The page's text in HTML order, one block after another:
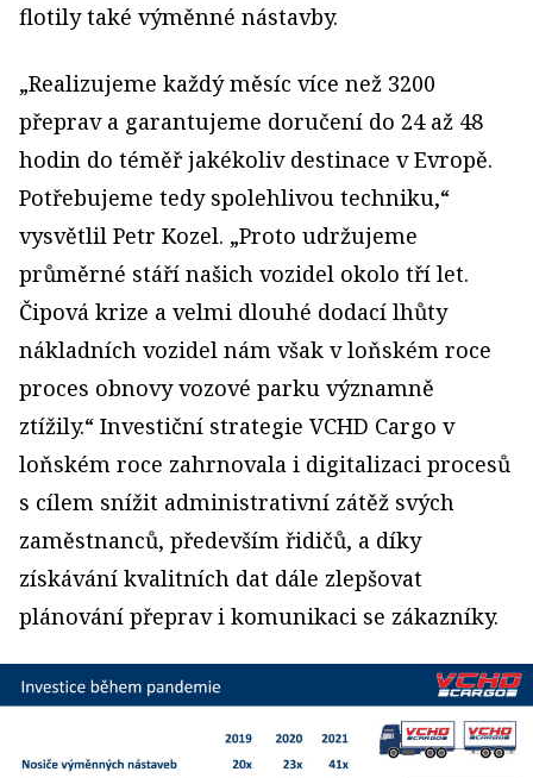
flotily také výměnné nástavby.
„Realizujeme každý měsíc více než 3200
přeprav a garantujeme doručení do 24 až 48
hodin do téměř jakékoliv destinace v Evropě.
Potřebujeme tedy spolehlivou techniku,“
vysvětlil Petr Kozel. „Proto udržujeme
průměrné stáří našich vozidel okolo tří let.
Čipová krize a velmi dlouhé dodací lhůty
nákladních vozidel nám však v loňském roce
proces obnovy vozové parku významně
ztížily.“ Investiční strategie VCHD Cargo v
loňském roce zahrnovala i digitalizaci procesů
s cílem snížit administrativní zátěž svých
zaměstnanců, především řidičů, a díky
získávání kvalitních dat dále zlepšovat
plánování přeprav i komunikaci se zákazníky.